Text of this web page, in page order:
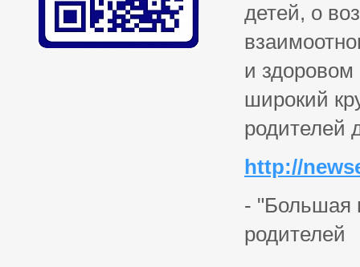
детей, о
и
широкий
родителей
http://
- "Большая
родителей